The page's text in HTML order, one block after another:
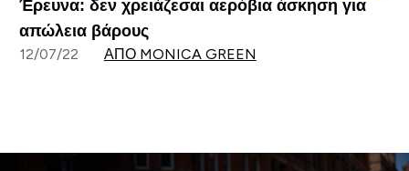
Έρευνα: δεν χρειάζεσαι αερόβια άσκηση για
απώλεια βάρους
12/07/22 ΑΠΌ MONICA GREEN